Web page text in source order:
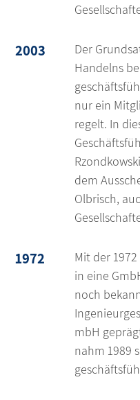
2003
Der
Handelns
nur ein
regelt. In
dem
Olbrisch,
1972
Mit der
in eine
noch
mbH
nahm 1989